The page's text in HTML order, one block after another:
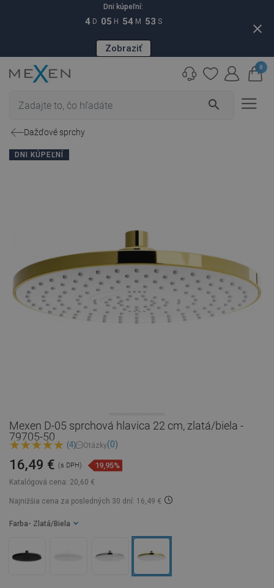
Dni kúpeľní:
4 D 05 H 54 M 52 S
Zobraziť
close
search
0
Dažďové sprchy
DNI KÚPEĽNÍ
Mexen D-05 sprchová hlavica 22 cm, zlatá/biela -
79705-50
(4) Otázky(0)
Katalógová cena: 20,60 €
16,49 € (s DPH) 19,95%
Najnižšia cena za posledných 30 dní: 16,49 €
Farba - Zlatá/Biela